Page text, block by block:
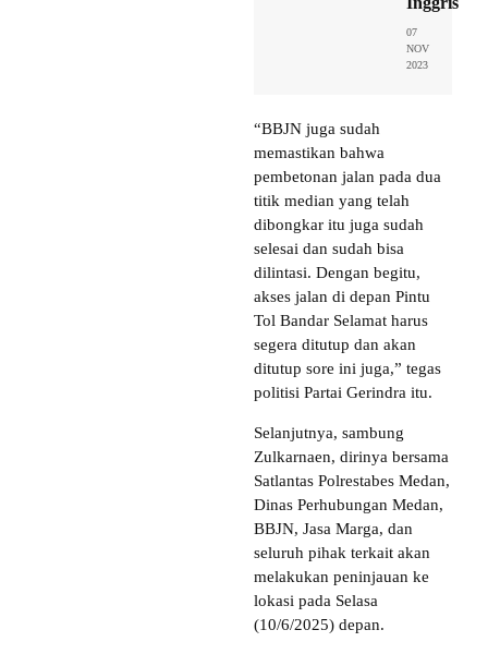
07
NOV
2023
“BBJN juga sudah
memastikan bahwa
pembetonan jalan pada dua
titik median yang telah
dibongkar itu juga sudah
selesai dan sudah bisa
dilintasi. Dengan begitu,
akses jalan di depan Pintu
Tol Bandar Selamat harus
segera ditutup dan akan
ditutup sore ini juga,” tegas
politisi Partai Gerindra itu.
Selanjutnya, sambung
Zulkarnaen, dirinya bersama
Satlantas Polrestabes Medan,
Dinas Perhubungan Medan,
BBJN, Jasa Marga, dan
seluruh pihak terkait akan
melakukan peninjauan ke
lokasi pada Selasa
(10/6/2025) depan.